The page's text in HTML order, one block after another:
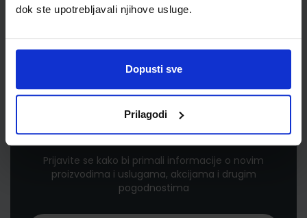
dok ste upotrebljavali njihove usluge.
Dopusti sve
Prilagodi
Newsletter prijava
Prijavite se kako bi primali informacije o novim
proizvodima i uslugama, akcijama i drugim
pogodnostima